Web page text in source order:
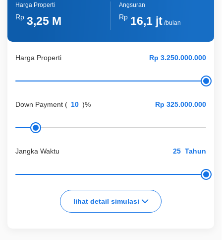
Harga Properti
Down Payment ( )%
Jangka Waktu Tahun
lihat detail simulasi
Harga Properti
Rp 3,25 M
Angsuran
Rp 16,1 jt/bulan